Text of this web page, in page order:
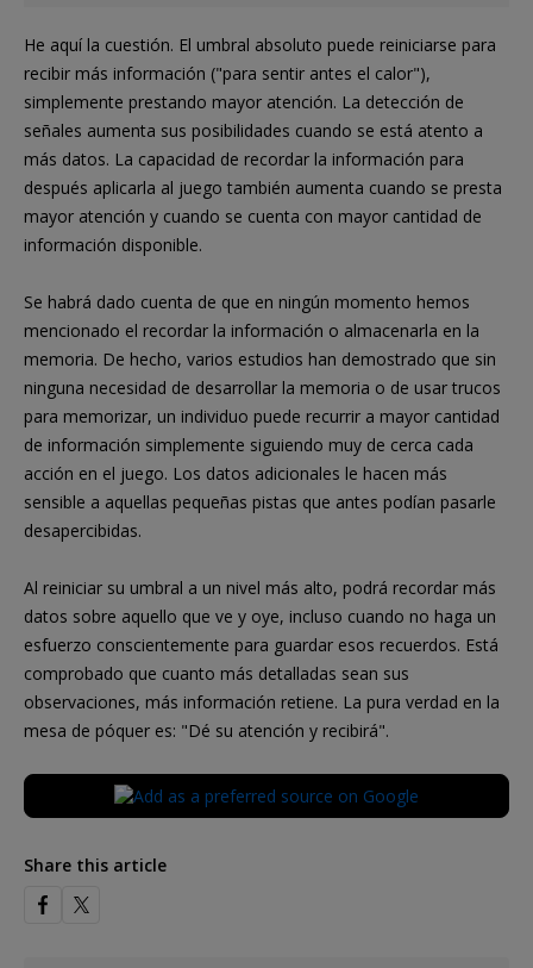
He aquí la cuestión. El umbral absoluto puede reiniciarse para
recibir más información ("para sentir antes el calor"),
simplemente prestando mayor atención. La detección de
señales aumenta sus posibilidades cuando se está atento a
más datos. La capacidad de recordar la información para
después aplicarla al juego también aumenta cuando se presta
mayor atención y cuando se cuenta con mayor cantidad de
información disponible.
Se habrá dado cuenta de que en ningún momento hemos
mencionado el recordar la información o almacenarla en la
memoria. De hecho, varios estudios han demostrado que sin
ninguna necesidad de desarrollar la memoria o de usar trucos
para memorizar, un individuo puede recurrir a mayor cantidad
de información simplemente siguiendo muy de cerca cada
acción en el juego. Los datos adicionales le hacen más
sensible a aquellas pequeñas pistas que antes podían pasarle
desapercibidas.
Al reiniciar su umbral a un nivel más alto, podrá recordar más
datos sobre aquello que ve y oye, incluso cuando no haga un
esfuerzo conscientemente para guardar esos recuerdos. Está
comprobado que cuanto más detalladas sean sus
observaciones, más información retiene. La pura verdad en la
mesa de póquer es: "Dé su atención y recibirá".
Share this article